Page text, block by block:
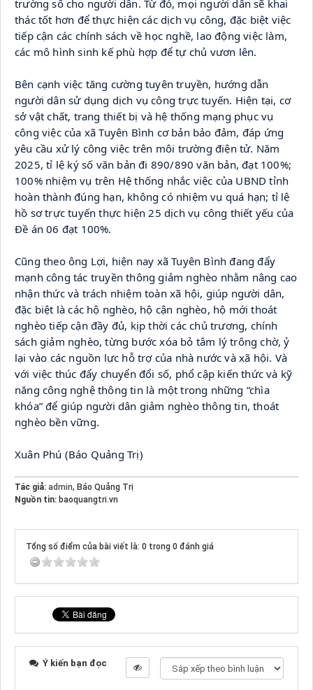
trường số cho người dân. Từ đó, mọi người dân sẽ khai
thác tốt hơn để thực hiện các dịch vụ công, đặc biệt việc
tiếp cận các chính sách về học nghề, lao động việc làm,
các mô hình sinh kế phù hợp để tự chủ vươn lên.
Bên cạnh việc tăng cường tuyên truyền, hướng dẫn
người dân sử dụng dịch vụ công trực tuyến. Hiện tại, cơ
sở vật chất, trang thiết bị và hệ thống mạng phục vụ
công việc của xã Tuyên Bình cơ bản bảo đảm, đáp ứng
yêu cầu xử lý công việc trên môi trường điện tử. Năm
2025, tỉ lệ ký số văn bản đi 890/890 văn bản, đạt 100%;
100% nhiệm vụ trên Hệ thống nhắc việc của UBND tỉnh
hoàn thành đúng hạn, không có nhiệm vụ quá hạn; tỉ lệ
hồ sơ trực tuyến thực hiện 25 dịch vụ công thiết yếu của
Đề án 06 đạt 100%.
Cũng theo ông Lợi, hiện nay xã Tuyên Bình đang đẩy
mạnh công tác truyền thông giảm nghèo nhằm nâng cao
nhận thức và trách nhiệm toàn xã hội, giúp người dân,
đặc biệt là các hộ nghèo, hộ cận nghèo, hộ mới thoát
nghèo tiếp cận đầy đủ, kịp thời các chủ trương, chính
sách giảm nghèo, từng bước xóa bỏ tâm lý trông chờ, ỷ
lại vào các nguồn lực hỗ trợ của nhà nước và xã hội. Và
với việc thúc đẩy chuyển đổi số, phổ cập kiến thức và kỹ
năng công nghệ thông tin là một trong những “chìa
khóa” để giúp người dân giảm nghèo thông tin, thoát
nghèo bền vững.
Xuân Phú (Báo Quảng Trị)
Tác giả: admin, Báo Quảng Trị
Nguồn tin: baoquangtri.vn
Tổng số điểm của bài viết là: 0 trong 0 đánh giá
Ý kiến bạn đọc